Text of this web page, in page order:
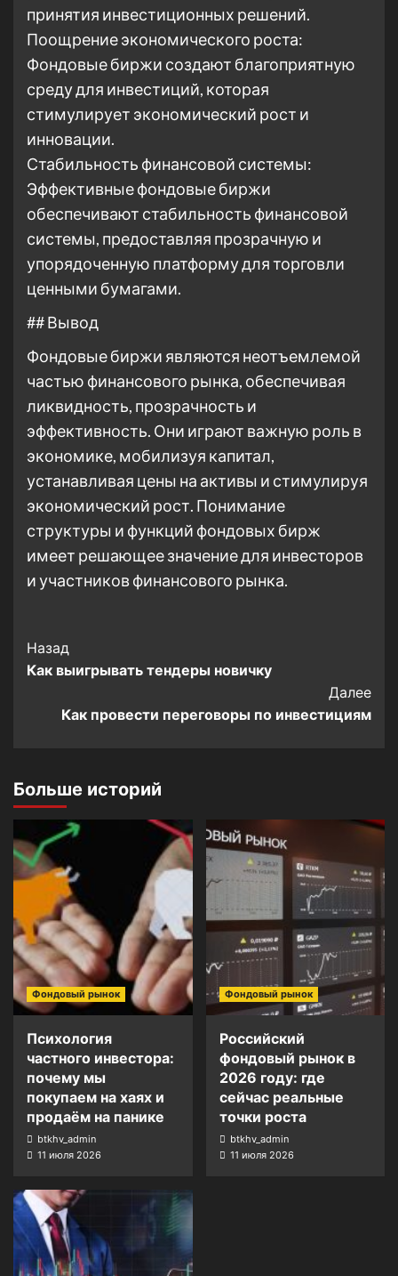
принятия инвестиционных решений.
Поощрение экономического роста:
Фондовые биржи создают благоприятную
среду для инвестиций, которая
стимулирует экономический рост и
инновации.
Стабильность финансовой системы:
Эффективные фондовые биржи
обеспечивают стабильность финансовой
системы, предоставляя прозрачную и
упорядоченную платформу для торговли
ценными бумагами.
## Вывод
Фондовые биржи являются неотъемлемой
частью финансового рынка, обеспечивая
ликвидность, прозрачность и
эффективность. Они играют важную роль в
экономике, мобилизуя капитал,
устанавливая цены на активы и стимулируя
экономический рост. Понимание
структуры и функций фондовых бирж
имеет решающее значение для инвесторов
и участников финансового рынка.
Post
Navigation
Назад
Как выигрывать тендеры новичку
Далее
Как провести переговоры по инвестициям
Больше историй
Фондовый рынок
Психология
частного инвестора:
почему мы
покупаем на хаях и
продаём на панике
btkhv_admin
11 июля 2026
Фондовый рынок
Российский
фондовый рынок в
2026 году: где
сейчас реальные
точки роста
btkhv_admin
11 июля 2026